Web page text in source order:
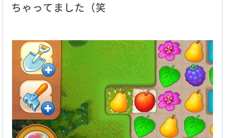
ちゃってました（笑